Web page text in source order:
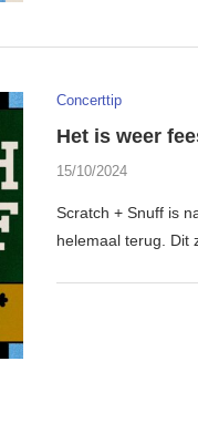
Concerttip
Het is weer
15/10/2024
Scratch + Snuff is
helemaal terug. Dit